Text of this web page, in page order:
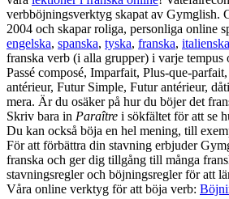
verbböjningsverktyg skapat av Gymglish.
2004 och skapar roliga, personliga online
engelska, spanska, tyska, franska, italienska
franska verb (i alla grupper) i varje tempus
Passé composé, Imparfait, Plus-que-parfait,
antérieur, Futur Simple, Futur antérieur,
mera. Är du osäker på hur du böjer det
Skriv bara in Paraître i sökfältet för att se
Du kan också böja en hel mening, till
För att förbättra din stavning erbjuder
franska och ger dig tillgång till många
stavningsregler och böjningsregler för att
Våra online verktyg för att böja verb: